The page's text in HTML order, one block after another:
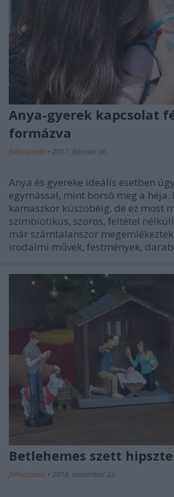
Anya-gyerek kapcsolat
formázva
felhasznalo • 2017. február 06.
Anya és gyereke ideális esetben
egymással, mint borsó meg a héja.
kamaszkor küszöbéig, de ez most
szimbiotikus, szoros, feltétel
már számtalanszor
irodalmi művek, festmények,
Betlehemes szett
felhasznalo • 2016. november 22.